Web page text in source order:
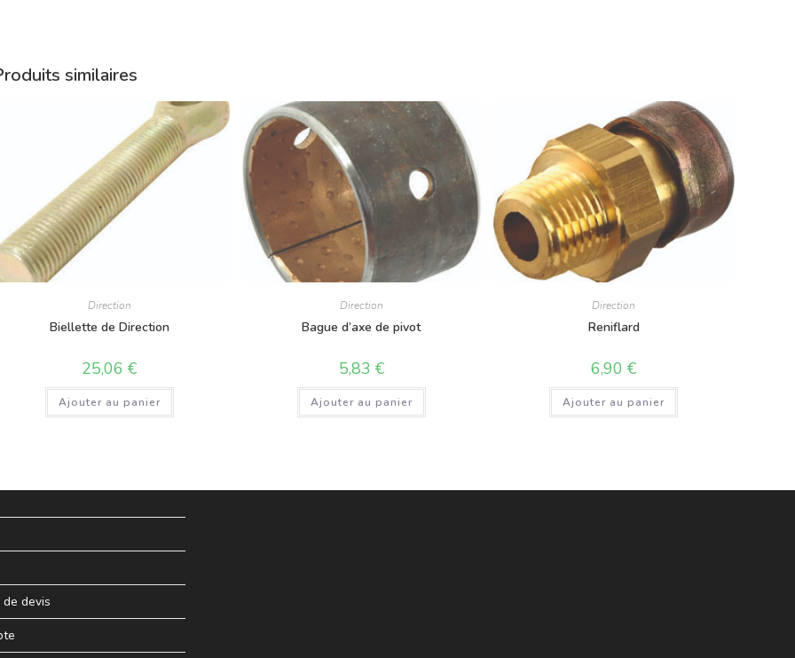
similaires
Direction
Biellette de Direction
25,06€
Ajouter au panier
Direction
Bague d’axe de pivot
5,83 €
Ajouter au panier
Direction
Reniflard
6,90€
Ajouter au panier
devis